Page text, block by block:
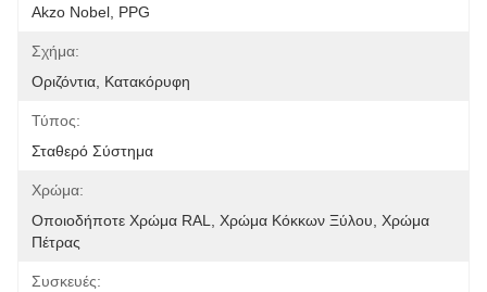
Akzo Nobel, PPG
Σχήμα:
Οριζόντια, Κατακόρυφη
Τύπος:
Σταθερό Σύστημα
Χρώμα:
Οποιοδήποτε Χρώμα RAL, Χρώμα Κόκκων Ξύλου, Χρώμα
Πέτρας
Συσκευές: